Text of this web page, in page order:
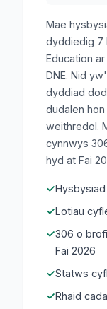
Mae
dyddiedig 7
Education
DNE. Nid
dyddiad
dudalen
weithredol.
cynnwys
hyd at Fai
Lotiau
306 o
Fai 2026
Statws
Rhaid